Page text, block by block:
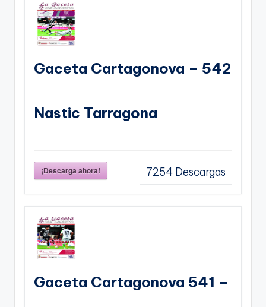
Gaceta Cartagonova – 542
Nastic Tarragona
¡Descarga ahora! 7254 Descargas
Gaceta Cartagonova 541 –